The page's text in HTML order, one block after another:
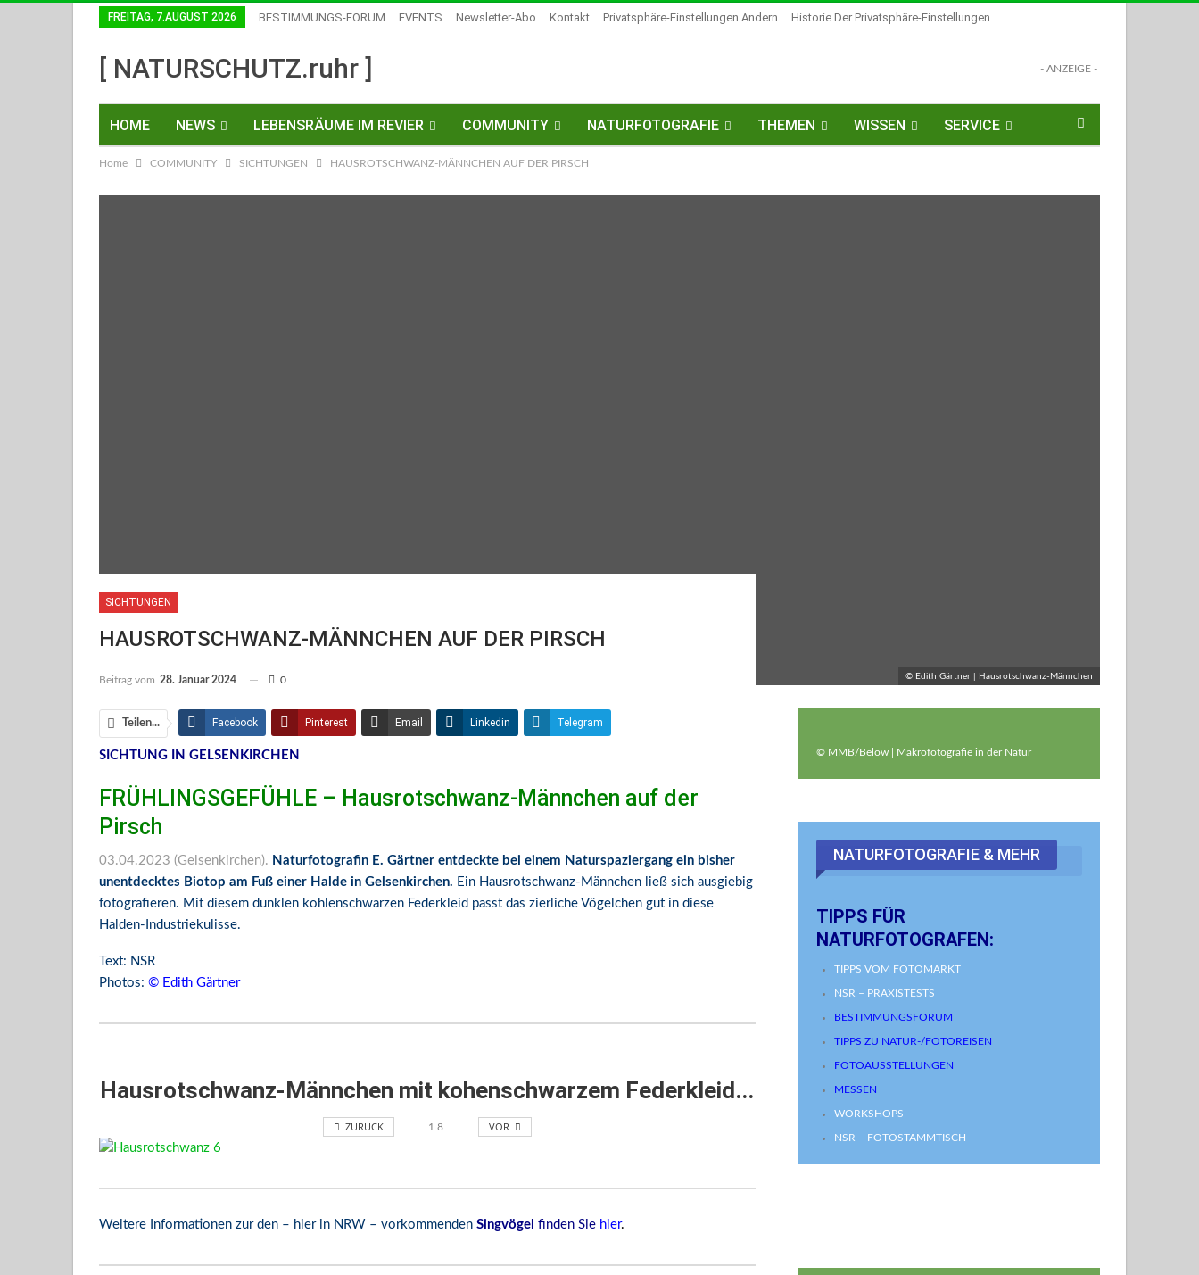
FREITAG, 7.AUGUST 2026 BESTIMMUNGS-FORUM EVENTS Newsletter-Abo Kontakt Privatsphäre-Einstellungen Ändern
Historie Der Privatsphäre-Einstellungen
[ NATURSCHUTZ.ruhr ] - ANZEIGE -
HOME NEWS LEBENSRÄUME IM REVIER COMMUNITY NATURFOTOGRAFIE THEMEN WISSEN SERVICE
KONTAKT
Home COMMUNITY SICHTUNGEN HAUSROTSCHWANZ-MÄNNCHEN AUF DER PIRSCH
© Edith Gärtner | Hausrotschwanz-Männchen
SICHTUNGEN
HAUSROTSCHWANZ-MÄNNCHEN AUF DER PIRSCH
Beitrag vom 28. Januar 2024 0
Teilen... Facebook Pinterest Email Linkedin Telegram
Facebook Messenger
SICHTUNG IN GELSENKIRCHEN
FRÜHLINGSGEFÜHLE – Hausrotschwanz-Männchen auf der
Pirsch
03.04.2023 (Gelsenkirchen). Naturfotografin E. Gärtner entdeckte bei einem Naturspaziergang ein bisher
unentdecktes Biotop am Fuß einer Halde in Gelsenkirchen. Ein Hausrotschwanz-Männchen ließ sich ausgiebig
fotografieren. Mit diesem dunklen kohlenschwarzen Federkleid passt das zierliche Vögelchen gut in diese
Halden-Industriekulisse.
Text: NSR
Photos: © Edith Gärtner
Hausrotschwanz-Männchen mit kohenschwarzem Federkleid...
ZURÜCK 1 8 VOR
Weitere Informationen zur den – hier in NRW – vorkommenden Singvögel finden Sie hier.
© MMB/Below | Makrofotografie in der Natur
NATURFOTOGRAFIE & MEHR
TIPPS FÜR
NATURFOTOGRAFEN:
TIPPS VOM FOTOMARKT
NSR – PRAXISTESTS
BESTIMMUNGSFORUM
TIPPS ZU NATUR-/FOTOREISEN
FOTOAUSSTELLUNGEN
MESSEN
WORKSHOPS
NSR – FOTOSTAMMTISCH